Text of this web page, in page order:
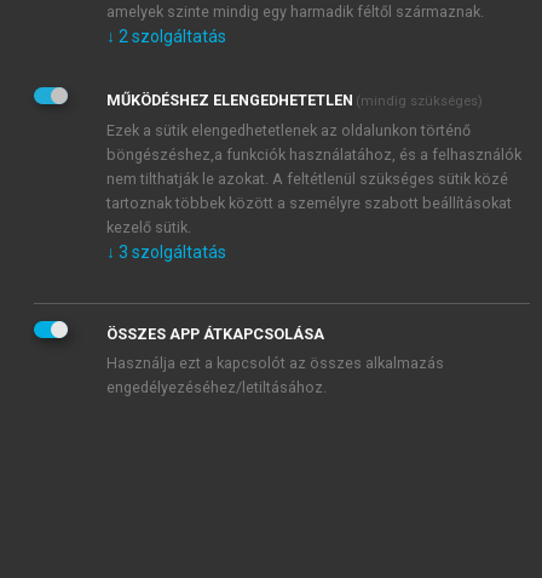
Kérek értesítést a MeRSZ újdonságairól, akcióiról.
Kérek értesítést az Akadémiai Kiadó Zrt. újdonságairól,
Adatkezelési tájékoztatóbanfoglaltakat tudomásul
veszem és elfogadom.
Általános vásárlási feltételeket, valamint a szotar.netés a
mersz.huoldalak licencszerződéseiben foglaltakat
tudomásul veszem és elfogadom.
KIPRÓBÁLOM
amelyek szinte mindig egy harmadik féltől származnak.
↓ 2 szolgáltatás
MŰKÖDÉSHEZ ELENGEDHETETLEN (mindig szükséges)
Ezek a sütik elengedhetetlenek az oldalunkon történő
böngészéshez,a funkciók használatához, és a felhasználók
nem tilthatják le azokat. A feltétlenül szükséges sütik közé
tartoznak többek között a személyre szabott beállításokat
kezelő sütik.
↓ 3 szolgáltatás
ÖSSZES APP ÁTKAPCSOLÁSA
Használja ezt a kapcsolót az összes alkalmazás
engedélyezéséhez/letiltásához.